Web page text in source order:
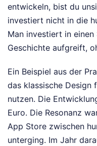
entwickeln, bist du
investiert nicht in die
Man investiert in
Geschichte aufgreift,
Ein Beispiel aus der
das klassische Design
nutzen. Die
Euro. Die Resonanz
App Store zwischen
unterging. Im Jahr